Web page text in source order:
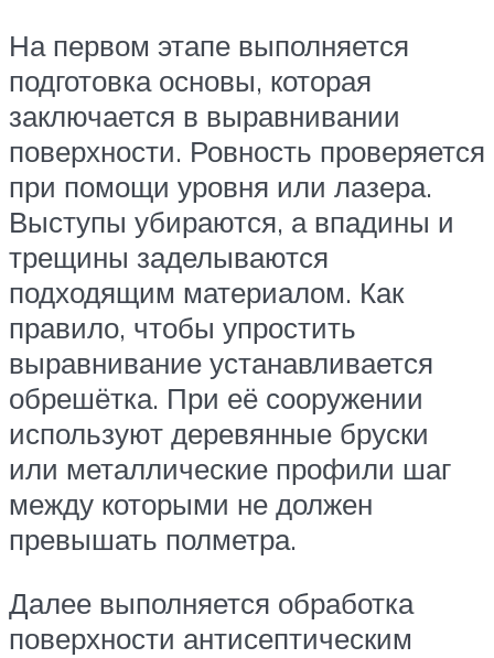
На первом этапе выполняется
подготовка основы, которая
заключается в выравнивании
поверхности. Ровность проверяется
при помощи уровня или лазера.
Выступы убираются, а впадины и
трещины заделываются
подходящим материалом. Как
правило, чтобы упростить
выравнивание устанавливается
обрешётка. При её сооружении
используют деревянные бруски
или металлические профили шаг
между которыми не должен
превышать полметра.
Далее выполняется обработка
поверхности антисептическим